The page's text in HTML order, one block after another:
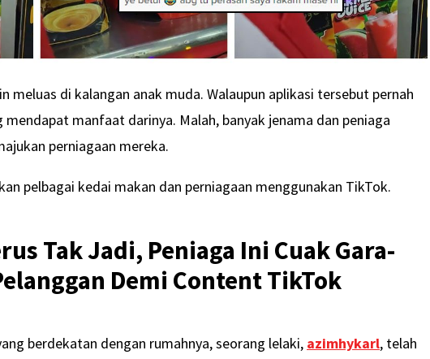
meluas di kalangan anak muda. Walaupun aplikasi tersebut pernah
manfaat darinya. Malah, banyak jenama dan peniaga
perniagaan mereka.
pelbagai kedai makan dan perniagaan menggunakan TikTok.
Tak Jadi, Peniaga Ini Cuak Gara-
Demi Content TikTok
berdekatan dengan rumahnya, seorang lelaki, azimhykarl, telah